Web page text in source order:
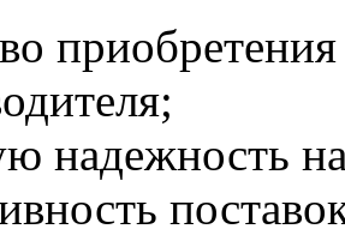
надежность